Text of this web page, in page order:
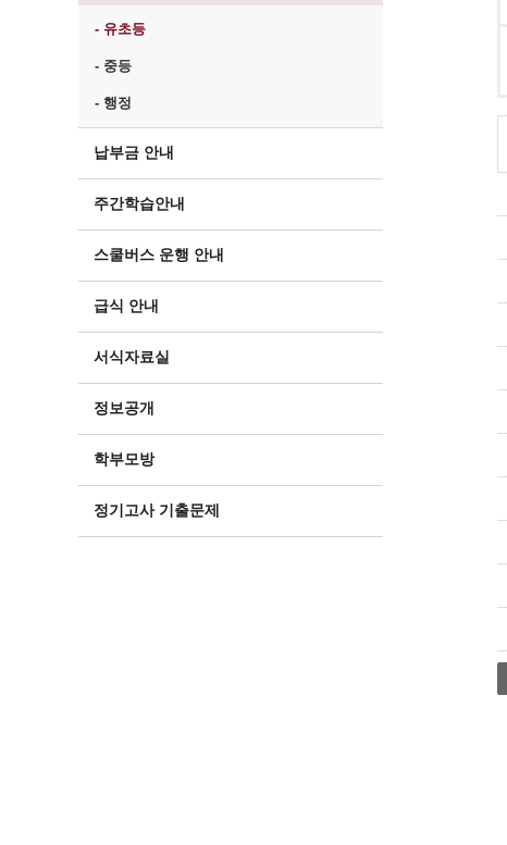
- 유초등
- 중등
- 행정
납부금 안내
주간학습안내
스쿨버스 운행 안내
급식 안내
서식자료실
정보공개
학부모방
정기고사 기출문제